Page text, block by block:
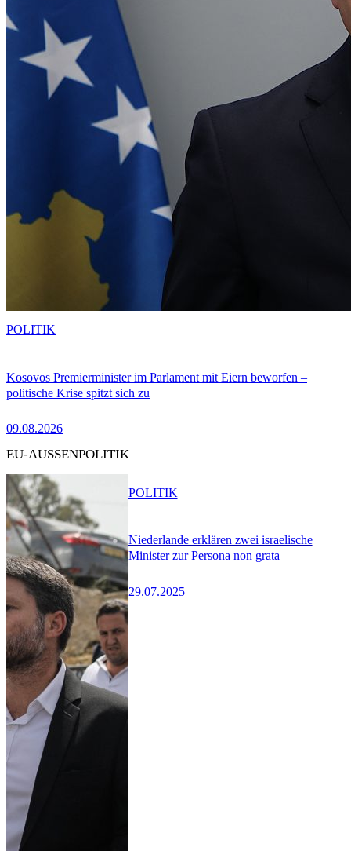
Kosovos Premierminister im Parlament mit Eiern beworfen –
politische Krise spitzt sich zu
09.08.2026
POLITIK
EU-AUSSENPOLITIK
Niederlande erklären zwei israelische
Minister zur Persona non grata
29.07.2025
POLITIK